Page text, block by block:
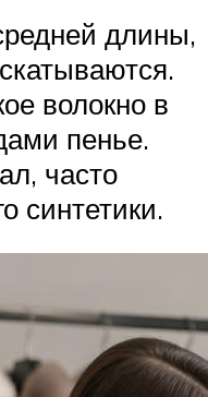
длины,
волокно в
пенье.
часто
синтетики.